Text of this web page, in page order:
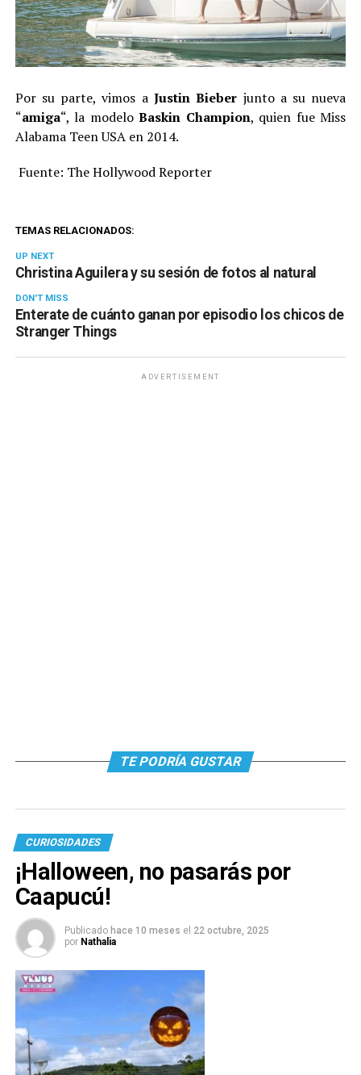
Por su parte, vimos aJustin Bieber junto a su nueva
“amiga“, la modeloBaskin Champion, quien fue Miss
Alabama Teen USA en 2014.
Fuente: The Hollywood Reporter
TEMAS RELACIONADOS:
UP NEXT
Christina Aguilera y su sesión de fotos al natural
DON'T MISS
Enterate de cuánto ganan por episodio los chicos de
Stranger Things
ADVERTISEMENT
TE PODRÍA GUSTAR
CURIOSIDADES
¡Halloween, no pasarás por
Caapucú!
Publicado hace 10 meses el 22 octubre, 2025
por Nathalia